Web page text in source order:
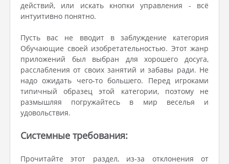
действий, или искать кнопки управления - всё
интуитивно понятно.
Пусть вас не вводит в заблуждение категория
Обучающие своей изобретательностью. Этот жанр
приложений был выбран для хорошего досуга,
расслабления от своих занятий и забавы ради. Не
надо ожидать чего-то большего. Перед игроками
типичный образец этой категории, поэтому не
размышляя погружайтесь в мир веселья и
удовольствия.
Системные требования:
Прочитайте этот раздел, из-за отклонения от